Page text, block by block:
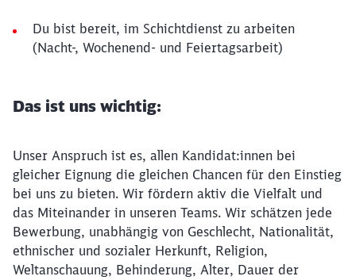
Du bist bereit, im Schichtdienst zu arbeiten
(Nacht-, Wochenend- und Feiertagsarbeit)
Das ist uns wichtig:
Unser Anspruch ist es, allen Kandidat:innen bei
gleicher Eignung die gleichen Chancen für den Einstieg
bei uns zu bieten. Wir fördern aktiv die Vielfalt und
das Miteinander in unseren Teams. Wir schätzen jede
Bewerbung, unabhängig von Geschlecht, Nationalität,
ethnischer und sozialer Herkunft, Religion,
Weltanschauung, Behinderung, Alter, Dauer der